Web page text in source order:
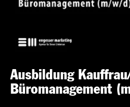
Ausbildung
Büromanagement